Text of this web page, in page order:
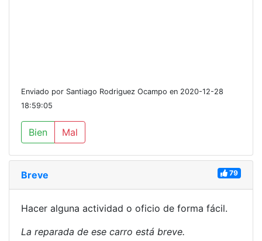
Enviado por Santiago Rodriguez Ocampo en 2020-12-28
18:59:05
Bien Mal
Breve 79
Hacer alguna actividad o oficio de forma fácil.
La reparada de ese carro está breve.